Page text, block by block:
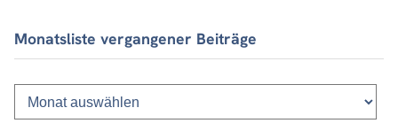
Monatsliste vergangener Beiträge
Monatsliste
vergangener
Beiträge